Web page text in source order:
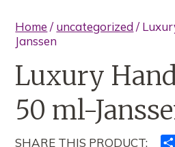
Home / uncategorized /
Janssen
Luxury
50 ml-
SHARE THIS PRODUCT: